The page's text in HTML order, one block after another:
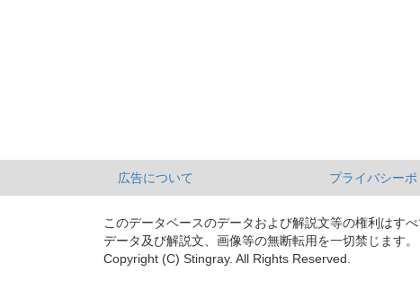
広告について プライバシーポ
このデータベースのデータおよび解説文等の権利はす
データ及び解説文、画像等の無断転用を一切禁じます。
Copyright (C) Stingray. All Rights Reserved.